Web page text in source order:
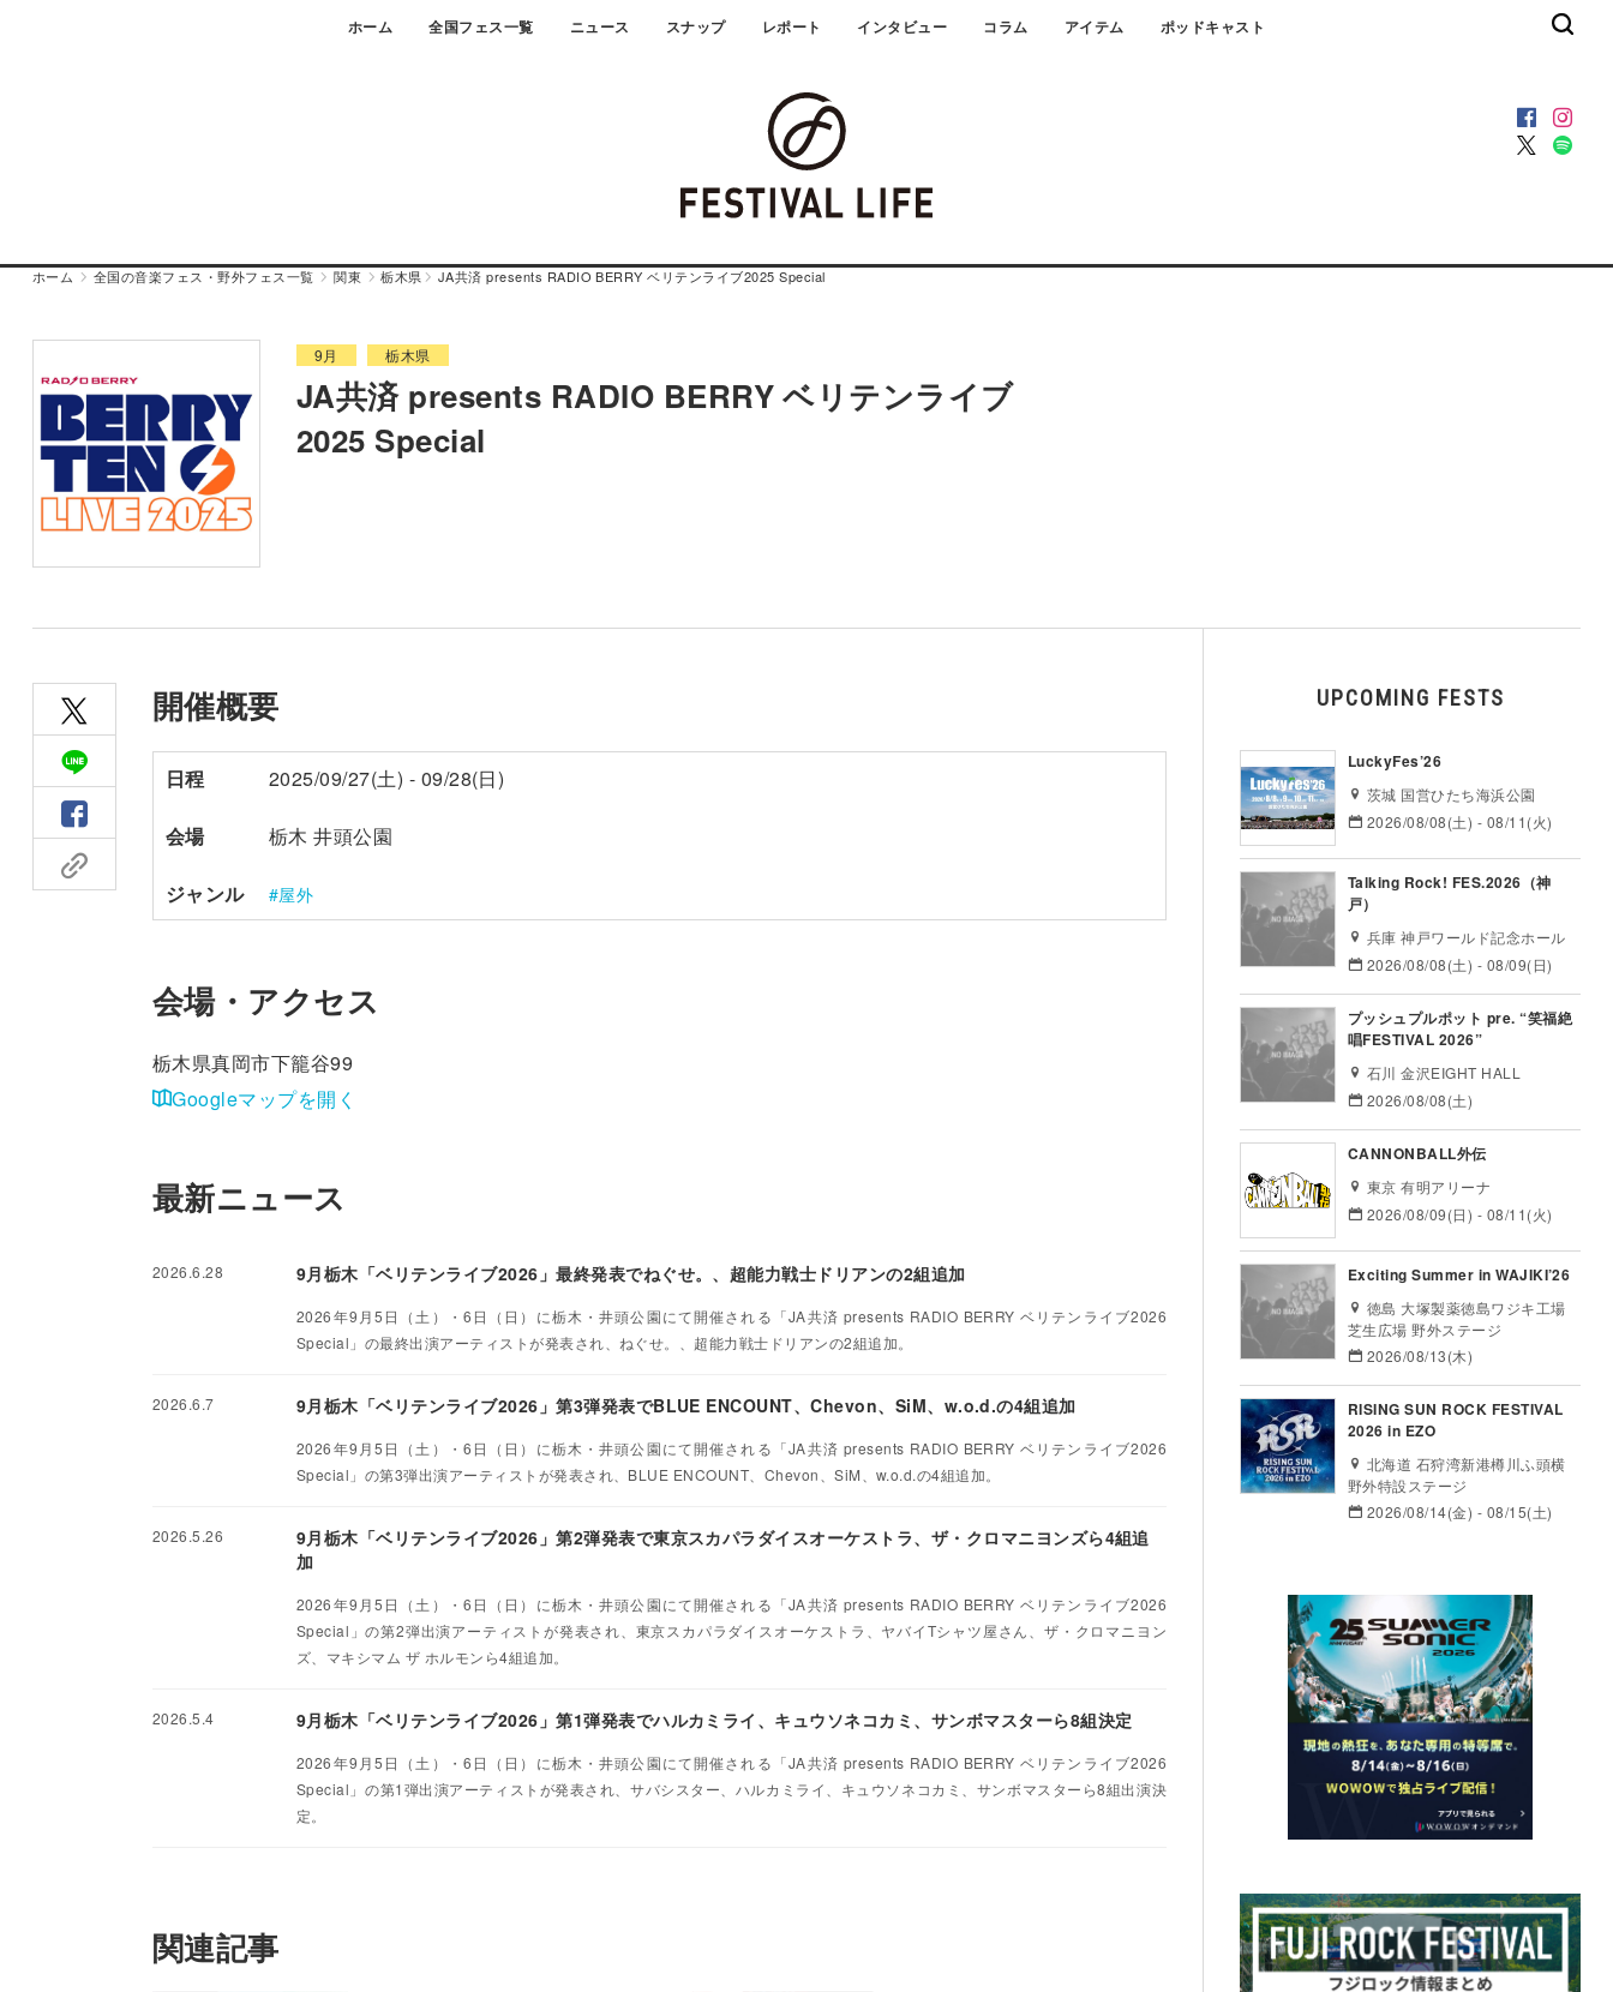
ホーム 全国フェス一覧 ニュース スナップ レポート インタビュー コラム アイテム ポッドキャスト
ホーム 全国の音楽フェス・野外フェス一覧 関東 栃木県 JA共済 presents RADIO BERRY ベリテンライブ2025 Special
9月 栃木県
JA共済 presents RADIO BERRY ベリテンライブ
2025 Special
開催概要
日程 2025/09/27(土) - 09/28(日)
会場 栃木 井頭公園
ジャンル 屋外
会場・アクセス
栃木県真岡市下籠谷99
Googleマップを開く
最新ニュース
2026.6.28 9月栃木「ベリテンライブ2026」最終発表でねぐせ。、超能力戦士ドリアンの2組追加
2026年9月5日（土）・6日（日）に栃木・井頭公園にて開催される「JA共済 presents RADIO BERRY ベリテンライブ2026
Special」の最終出演アーティストが発表され、ねぐせ。、超能力戦士ドリアンの2組追加。
2026.6.7 9月栃木「ベリテンライブ2026」第3弾発表でBLUE ENCOUNT、Chevon、SiM、w.o.d.の4組追加
2026年9月5日（土）・6日（日）に栃木・井頭公園にて開催される「JA共済 presents RADIO BERRY ベリテンライブ2026
Special」の第3弾出演アーティストが発表され、BLUE ENCOUNT、Chevon、SiM、w.o.d.の4組追加。
2026.5.26
9月栃木「ベリテンライブ2026」第2弾発表で東京スカパラダイスオーケストラ、ザ・クロマニヨンズら4組追
加
2026年9月5日（土）・6日（日）に栃木・井頭公園にて開催される「JA共済 presents RADIO BERRY ベリテンライブ2026
Special」の第2弾出演アーティストが発表され、東京スカパラダイスオーケストラ、ヤバイTシャツ屋さん、ザ・クロマニヨン
ズ、マキシマム ザ ホルモンら4組追加。
2026.5.4 9月栃木「ベリテンライブ2026」第1弾発表でハルカミライ、キュウソネコカミ、サンボマスターら8組決定
2026年9月5日（土）・6日（日）に栃木・井頭公園にて開催される「JA共済 presents RADIO BERRY ベリテンライブ2026
Special」の第1弾出演アーティストが発表され、サバシスター、ハルカミライ、キュウソネコカミ、サンボマスターら8組出演決
定。
関連記事
UPCOMING FESTS
LuckyFes’26
茨城 国営ひたち海浜公園
2026/08/08(土) - 08/11(火)
Talking Rock! FES.2026（神
戸）
兵庫 神戸ワールド記念ホール
2026/08/08(土) - 08/09(日)
プッシュプルポット pre. “笑福絶
唱FESTIVAL 2026”
石川 金沢EIGHT HALL
2026/08/08(土)
CANNONBALL外伝
東京 有明アリーナ
2026/08/09(日) - 08/11(火)
Exciting Summer in WAJIKI’26
徳島 大塚製薬徳島ワジキ工場
芝生広場 野外ステージ
2026/08/13(木)
RISING SUN ROCK FESTIVAL
2026 in EZO
北海道 石狩湾新港樽川ふ頭横
野外特設ステージ
2026/08/14(金) - 08/15(土)